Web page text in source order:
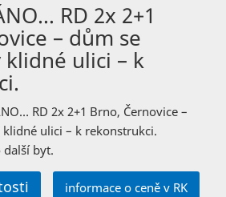
RD 2x 2+1
– dům se
ulici – k
RD 2x 2+1 Brno, Černovice –
ulici – k rekonstrukci.
byt.
informace o ceně v RK